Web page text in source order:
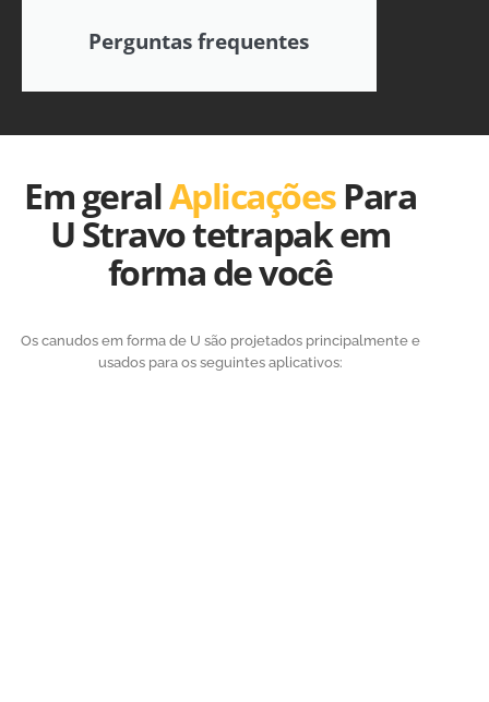
Perguntas frequentes
Em geralAplicaçõesPara
U Stravo tetrapak em
forma de você
Os canudos em forma de U são projetados principalmente e
usados para os seguintes aplicativos: